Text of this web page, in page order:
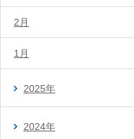
2月
1月
2025年
2024年